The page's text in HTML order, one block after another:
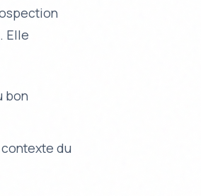
Elle
bon
du